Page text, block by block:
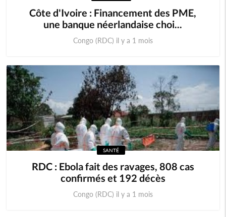
Côte d'Ivoire : Financement des PME,
une banque néerlandaise choi...
Congo (RDC) il y a 1 mois
SANTÉ
RDC : Ebola fait des ravages, 808 cas
confirmés et 192 décès
Congo (RDC) il y a 1 mois